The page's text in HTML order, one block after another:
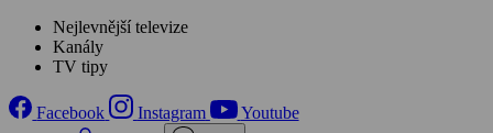
Nejlevnější televize
Kanály
TV tipy
Facebook Instagram
Youtube